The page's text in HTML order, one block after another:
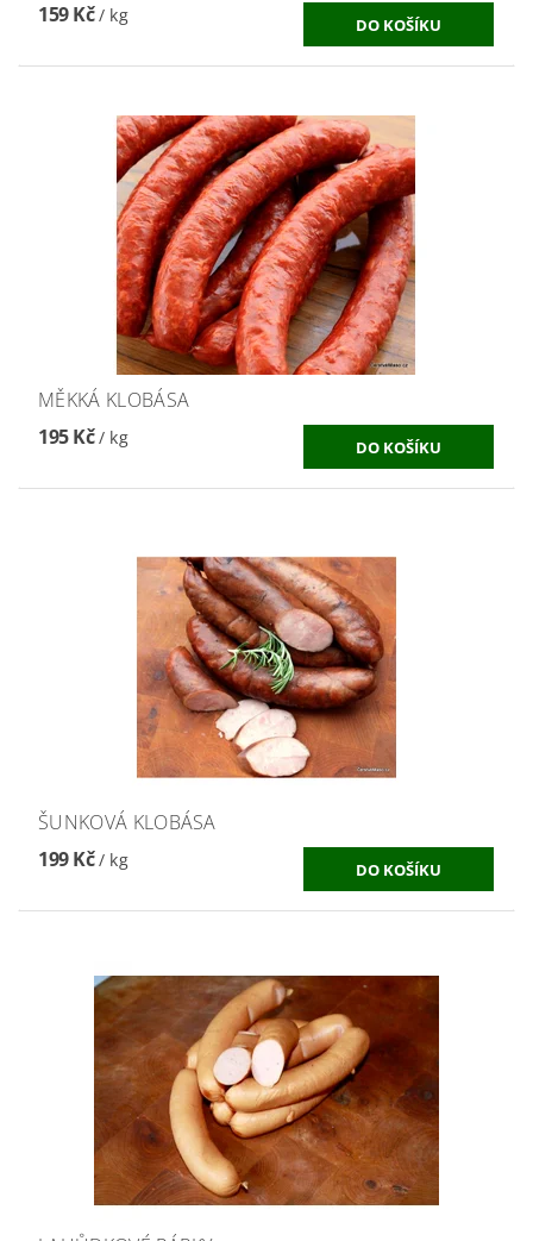
159 Kč/ kg
MĚKKÁ KLOBÁSA
195 Kč/ kg
ŠUNKOVÁ KLOBÁSA
199 Kč/ kg